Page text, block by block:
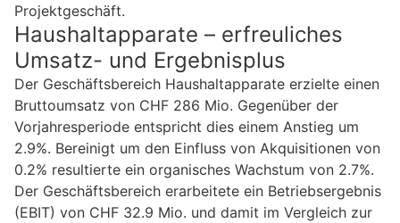
Projektgeschäft.
Haushaltapparate – erfreuliches
Umsatz- und Ergebnisplus
Der Geschäftsbereich Haushaltapparate erzielte einen
Bruttoumsatz von CHF 286 Mio. Gegenüber der
Vorjahresperiode entspricht dies einem Anstieg um
2.9%. Bereinigt um den Einfluss von Akquisitionen von
0.2% resultierte ein organisches Wachstum von 2.7%.
Der Geschäftsbereich erarbeitete ein Betriebsergebnis
(EBIT) von CHF 32.9 Mio. und damit im Vergleich zur